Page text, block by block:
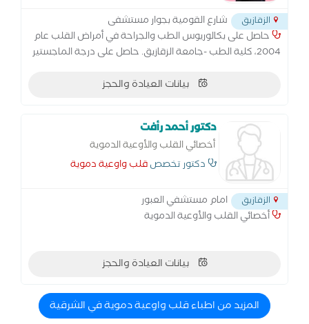
الزقازيق
شارع القومية بجوار مستشفى
حاصل على بكالوريوس الطب والجراحة في أمراض القلب عام
2004، كلية الطب -جامعة الزقازيق. حاصل على درجة الماجستير
الطب جامعة الزقازيق. استشاري قلب وقسطرة بمركز الحياة
للقلب في سموحة إسكندرية. حاصل على دبلومة في تخطيط
صدى القلب (الإيكو) عبر الصدر من جامعة فيينا للطب الموثقة
من الهيئة النمساوية لأمراض القلب. زمالة قسطرة الشرايين
التاجية المعقدة - جامعة أوساكا - اليابان. زمالة قسطرة
الشرايين التاجية - جامعة يونسي - كوريا الجنوبية. عضو في
الجمعية المصرية لأمراض القلب. عضو في الجمعية الأوروبية
لأمراض القلب. عضو في الجمعية الأوروبية لطب القلب التدخلي
بيانات العيادة والحجز
دكتور أحمد رأفت
أخصائي القلب والأوعية الدموية
دكتور تخصصقلب واوعية دموية
الزقازيق
امام مستشفي العبور
أخصائي القلب والأوعية الدموية
بيانات العيادة والحجز
المزيد من اطباء قلب واوعية دموية في الشرقية